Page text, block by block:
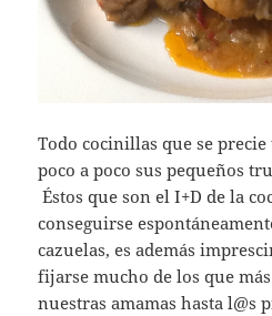
Todo cocinillas que se
poco a poco sus pequeños
Éstos que son el I+D de la
conseguirse
cazuelas, es además
fijarse mucho de los que
nuestras amamas hasta l@s